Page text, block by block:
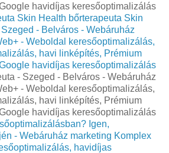
havidíjas keresőoptimalizálás
Skin Health bőrterapeuta Skin
- Belváros - Webáruház
- Weboldal keresőoptimalizálás,
havi linképítés, Prémium
havidíjas keresőoptimalizálás
- Szeged - Belváros - Webáruház
- Weboldal keresőoptimalizálás,
havi linképítés, Prémium
havidíjas keresőoptimalizálás
Igen,
- Webáruház marketing Komplex
havidíjas